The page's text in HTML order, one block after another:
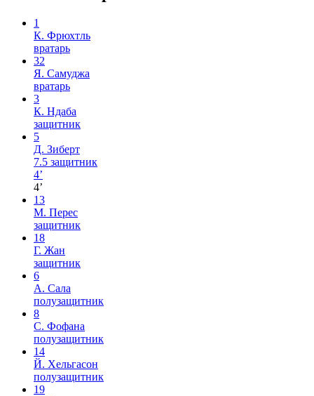
1
К. Фрюхтль
вратарь
32
Я. Самуджа
вратарь
3
К. Ндаба
защитник
5
Д. Зиберт
7.5 защитник
4’
4’
13
М. Перес
защитник
18
Г. Жан
защитник
6
А. Сала
полузащитник
8
С. Фофана
полузащитник
14
Й. Хельгасон
полузащитник
19